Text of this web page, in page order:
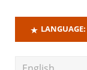
LANGUAGE: